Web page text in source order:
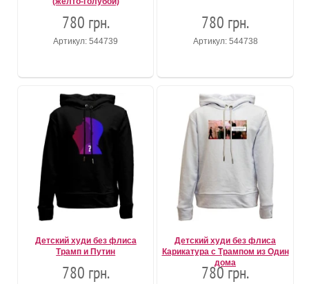
780 грн.
Артикул: 544739
780 грн.
Артикул: 544738
Детский худи без флиса
Трамп и Путин
780 грн.
Детский худи без флиса
Карикатура с Трампом из Один
дома
780 грн.